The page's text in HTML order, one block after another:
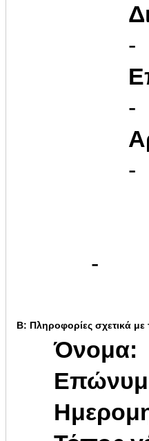
-
-
-
-
Β: Πληροφορίες σχετικά
Όνομα: